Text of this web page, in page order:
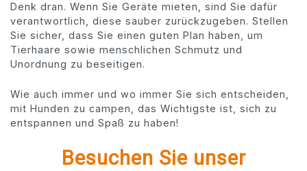
Denk dran. Wenn Sie Geräte mieten, sind Sie dafür
verantwortlich, diese sauber zurückzugeben. Stellen
Sie sicher, dass Sie einen guten Plan haben, um
Tierhaare sowie menschlichen Schmutz und
Unordnung zu beseitigen.
Wie auch immer und wo immer Sie sich entscheiden,
mit Hunden zu campen, das Wichtigste ist, sich zu
entspannen und Spaß zu haben!
Besuchen Sie unser